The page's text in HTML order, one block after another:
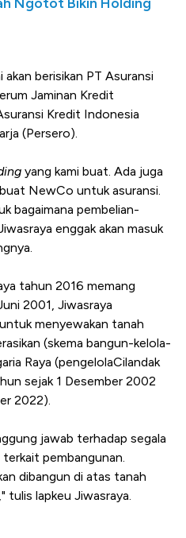
akan berisikan PT Asuransi
Jaminan Kredit
Kredit Indonesia
(Persero).
yang kami buat. Ada juga
NewCo untuk asuransi.
bagaimana pembelian-
enggak akan masuk
tahun 2016 memang
2001, Jiwasraya
menyewakan tanah
(skema bangun-kelola-
Raya (pengelolaCilandak
sejak 1 Desember 2002
2022).
jawab terhadap segala
pembangunan.
dibangun di atas tanah
tulis lapkeu Jiwasraya.